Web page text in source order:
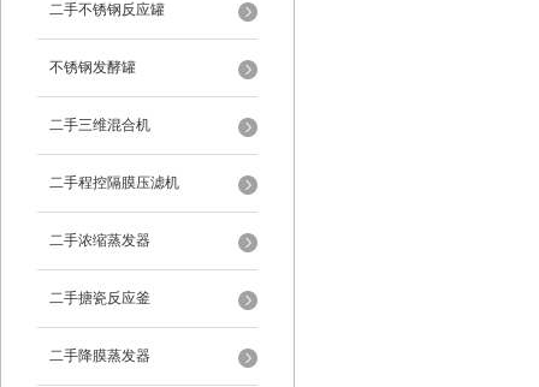
二手不锈钢反应罐
不锈钢发酵罐
二手三维混合机
二手程控隔膜压滤机
二手浓缩蒸发器
二手搪瓷反应釜
二手降膜蒸发器